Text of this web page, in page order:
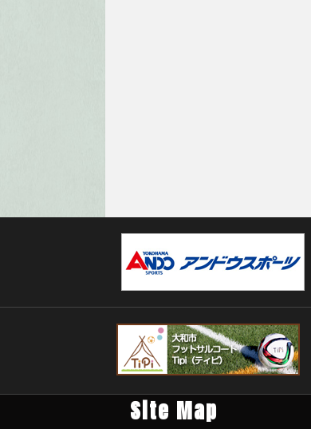
Site Map